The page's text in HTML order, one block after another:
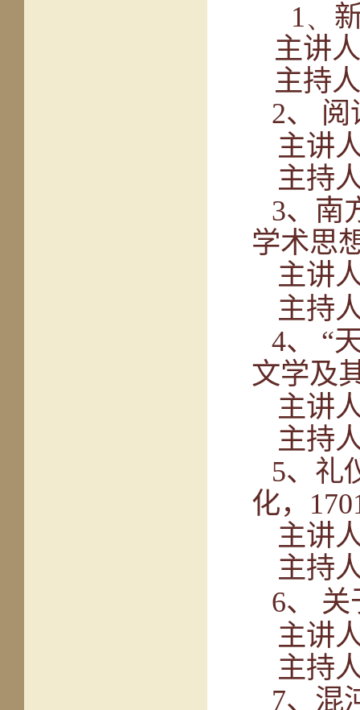
1、
主讲
主持
2、
阅
主讲
主持
3、南
学术思
主讲
主持
4、
“
文学及
主讲
主持
5、礼
化，
主讲
主持
6、
关
主讲
主持
7、混